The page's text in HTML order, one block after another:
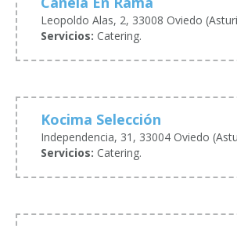
Leopoldo Alas, 2, 33008 Oviedo
Servicios: Catering.
Kocima Selección
Independencia, 31, 33004 Oviedo
Servicios: Catering.